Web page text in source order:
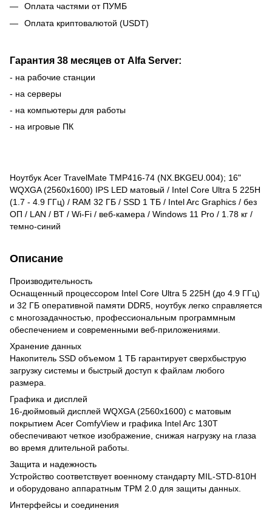
Оплата частями от ПУМБ
Оплата криптовалютой (USDT)
Гарантия 38 месяцев от Alfa Server:
- на рабочие станции
- на серверы
- на компьютеры для работы
- на игровые ПК
Ноутбук Acer TravelMate TMP416-74 (NX.BKGEU.004); 16"
WQXGA (2560x1600) IPS LED матовый / Intel Core Ultra 5 225H
(1.7 - 4.9 ГГц) / RAM 32 ГБ / SSD 1 ТБ / Intel Arc Graphics / без
ОП / LAN / BT / Wi-Fi / веб-камера / Windows 11 Pro / 1.78 кг /
темно-синий
Описание
Производительность
Оснащенный процессором Intel Core Ultra 5 225H (до 4.9 ГГц)
и 32 ГБ оперативной памяти DDR5, ноутбук легко справляется
с многозадачностью, профессиональным программным
обеспечением и современными веб-приложениями.
Хранение данных
Накопитель SSD объемом 1 ТБ гарантирует сверхбыструю
загрузку системы и быстрый доступ к файлам любого
размера.
Графика и дисплей
16-дюймовый дисплей WQXGA (2560x1600) с матовым
покрытием Acer ComfyView и графика Intel Arc 130T
обеспечивают четкое изображение, снижая нагрузку на глаза
во время длительной работы.
Защита и надежность
Устройство соответствует военному стандарту MIL-STD-810H
и оборудовано аппаратным TPM 2.0 для защиты данных.
Интерфейсы и соединения